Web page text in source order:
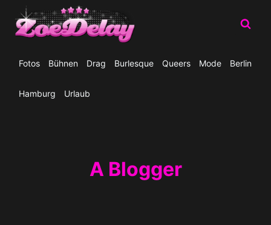
Inhalt
springen
Fotos Bühnen Drag Burlesque Queers Mode Berlin
Hamburg Urlaub
A Blogger